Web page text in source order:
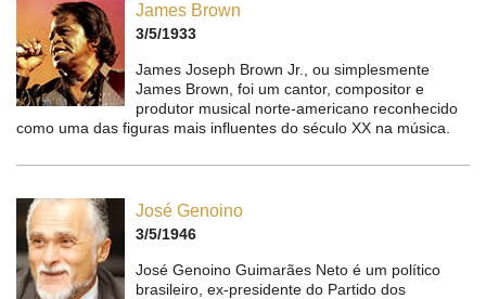
James Brown
3/5/1933
James Joseph Brown Jr., ou simplesmente
James Brown, foi um cantor, compositor e
produtor musical norte-americano reconhecido
como uma das figuras mais influentes do século XX na música.
José Genoino
3/5/1946
José Genoino Guimarães Neto é um político
brasileiro, ex-presidente do Partido dos